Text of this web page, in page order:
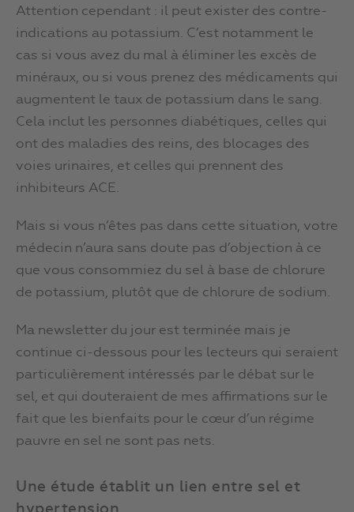
Attention cependant : il peut exister des contre-
indications au potassium. C’est notamment le
cas si vous avez du mal à éliminer les excès de
minéraux, ou si vous prenez des médicaments qui
augmentent le taux de potassium dans le sang.
Cela inclut les personnes diabétiques, celles qui
ont des maladies des reins, des blocages des
voies urinaires, et celles qui prennent des
inhibiteurs ACE.
Mais si vous n’êtes pas dans cette situation, votre
médecin n’aura sans doute pas d’objection à ce
que vous consommiez du sel à base de chlorure
de potassium, plutôt que de chlorure de sodium.
Ma newsletter du jour est terminée mais je
continue ci-dessous pour les lecteurs qui seraient
particulièrement intéressés par le débat sur le
sel, et qui douteraient de mes affirmations sur le
fait que les bienfaits pour le cœur d’un régime
pauvre en sel ne sont pas nets.
Une étude établit un lien entre sel et